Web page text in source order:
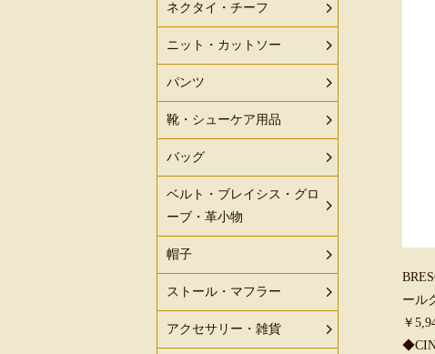
ール
￥
ネクタイ・チーフ
ニット・カットソー
パンツ
靴・シューケア用品
バッグ
ベルト・ブレイシス・グロ
ーブ・革小物
帽子
ストール・マフラー
アクセサリー・雑貨